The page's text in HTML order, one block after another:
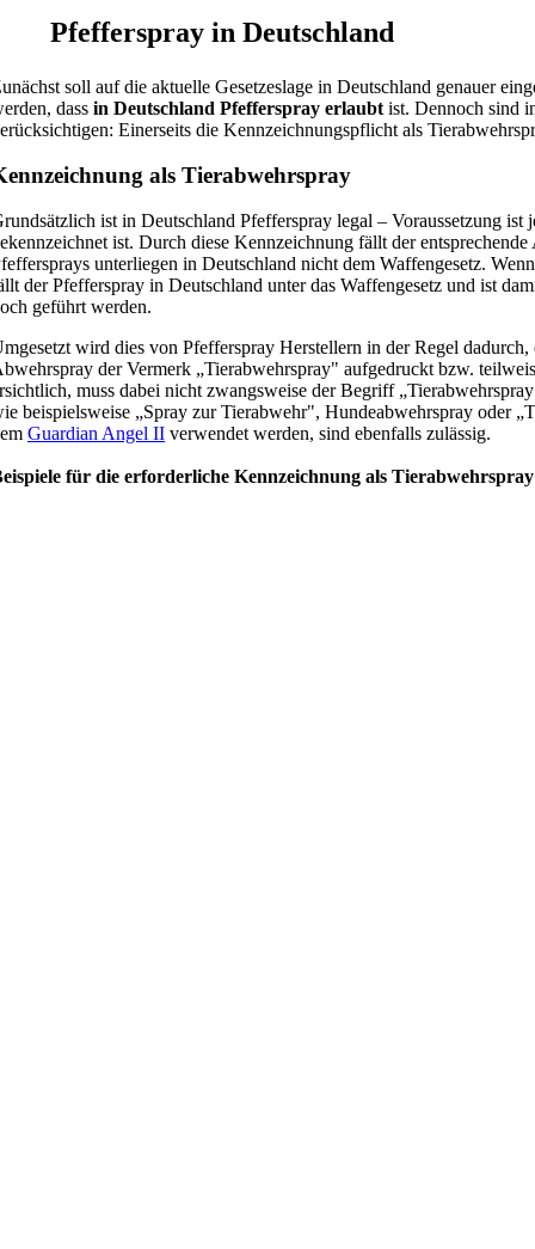
Pfefferspray in Deutschland
soll auf die aktuelle Gesetzeslage in Deutschland genauer
dass in Deutschland Pfefferspray erlaubt ist. Dennoch sind
Einerseits die Kennzeichnungspflicht als
als Tierabwehrspray
ist in Deutschland Pfefferspray legal – Voraussetzung ist
ist. Durch diese Kennzeichnung fällt der
unterliegen in Deutschland nicht dem Waffengesetz.
der Pfefferspray in Deutschland unter das Waffengesetz und ist
geführt werden.
wird dies von Pfefferspray Herstellern in der Regel
der Vermerk „Tierabwehrspray" aufgedruckt bzw.
muss dabei nicht zwangsweise der Begriff
beispielsweise „Spray zur Tierabwehr", Hundeabwehrspray oder
Guardian Angel II verwendet werden, sind ebenfalls zulässig.
für die erforderliche Kennzeichnung als Tierabwehrspray